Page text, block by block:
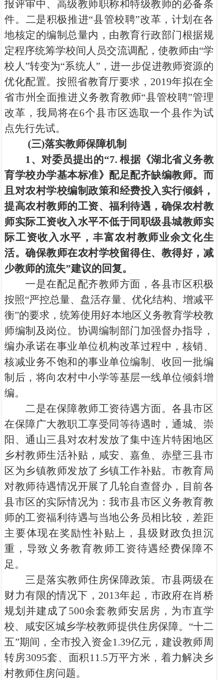
报评审中、高级教师职称和特级教师的必备条
件。二是积极推进“县管校聘”改革，计划在各
地核定的编制总量内，由教育行政部门根据规
定程序统筹学校间人员交流调配，使教师由“学
校人”转变为“系统人”，进一步促进教师资源的
优化配置。按照省教育厅要求，2019年拟在全
省市州全面推进义务教育教师“县管校聘”管理
改革，我局将在6个县市区选取一个县作为试
点先行先试。
(三)落实教师保障机制
1、对委员提出的“7.根据《湖北省义务教
育学校办学基本标准》配足配齐缺编教师。而
且对农村学校编制政策和经费投入实行倾斜，
提高农村教师的工资、福利待遇，确保农村教
师实际工资收入水平不低于同职级县城教师实
际工资收入水平，丰富农村教师业余文化生
活。确保教师在农村学校留得住、教得好，减
少教师的流失”建议的回复。
一是在配足配齐教师方面，各县市区积极
按照“严控总量、盘活存量、优化结构、增减平
衡”的要求，统筹使用好本地区义务教育学校教
师编制及岗位。协调编制部门加强督办指导，
编办承诺在事业单位机构改革过程中，核销、
核减业务不饱和的事业单位编制、收回一批编
制后，将向农村中小学等基层一线单位倾斜增
编。
二是在保障教师工资待遇方面。各县市区
在保障广大教职工享受同等待遇时，通城、崇
阳、通山三县对农村发放了集中连片特困地区
乡村教师生活补贴，咸安、嘉鱼、赤壁三县市
区为乡镇教师发放了乡镇工作补贴。市教育局
对教师待遇情况开展了几轮自查督办，目前各
县市区的实际情况为：我市县市区义务教育教
师的工资福利待遇与当地公务员相比较，差距
主要体现在奖励性补贴上，县级财政负担沉
重，导致义务教育教师工资待遇经费保障不
足。
三是落实教师住房保障政策。市县两级在
财力有限的情况下，2013年起，市政府在肖桥
规划并建成了500余套教师安居房，为市直学
校、咸安区城乡学校教师提供住房保障。“十二
五”期间，全市投入资金1.39亿元，建设教师周
转房3095套、面积11.5万平方米，着力解决乡
村教师住房问题。